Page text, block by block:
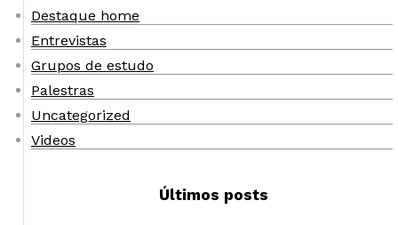
Destaque home
Entrevistas
Grupos de estudo
Palestras
Uncategorized
Videos
Últimos posts